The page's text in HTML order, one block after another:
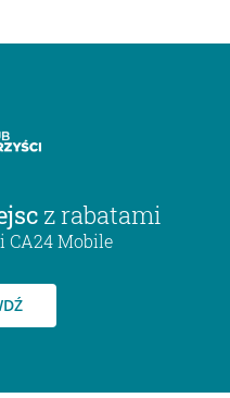
z rabatami
CA24 Mobile